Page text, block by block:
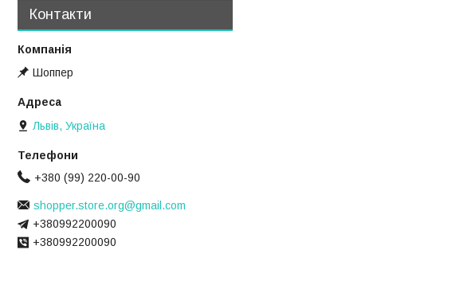
Контакти
Шоппер
Львів, Україна
+380 (99) 220-00-90
shopper.store.org@gmail.com
+380992200090
+380992200090